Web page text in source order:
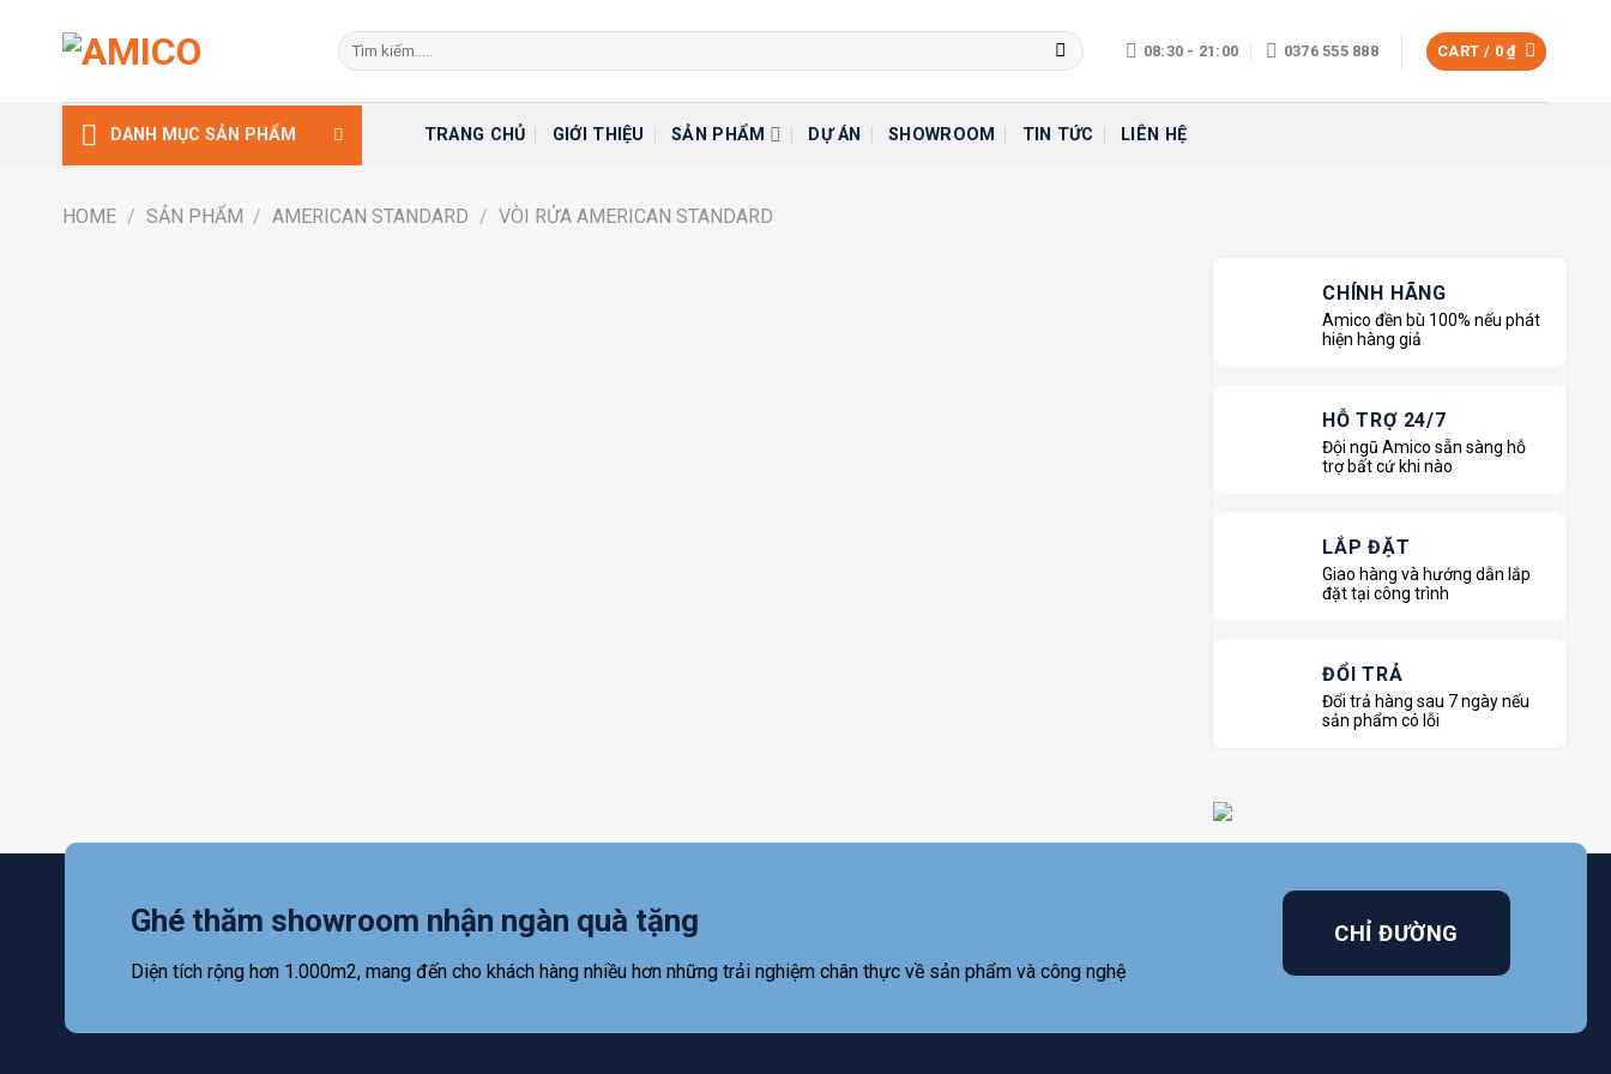
Search
for:
08:30 - 21:00 0376 555 888 CART / 0₫
DANH MỤC SẢN PHẨM TRANG CHỦ GIỚI THIỆU SẢN PHẨM DỰ ÁN SHOWROOM TIN TỨC LIÊN HỆ
HOME / SẢN PHẨM / AMERICAN STANDARD / VÒI RỬA AMERICAN STANDARD
CHÍNH HÃNG
Amico đền bù 100% nếu phát
hiện hàng giả
HỖ TRỢ 24/7
Đội ngũ Amico sẵn sàng hỗ
trợ bất cứ khi nào
LẮP ĐẶT
Giao hàng và hướng dẫn lắp
đặt tại công trình
ĐỔI TRẢ
Đổi trả hàng sau 7 ngày nếu
sản phẩm có lỗi
Ghé thăm showroom nhận ngàn quà tặng
Diện tích rộng hơn 1.000m2, mang đến cho khách hàng nhiều hơn những trải nghiệm chân thực về sản phẩm và công nghệ
CHỈ ĐƯỜNG